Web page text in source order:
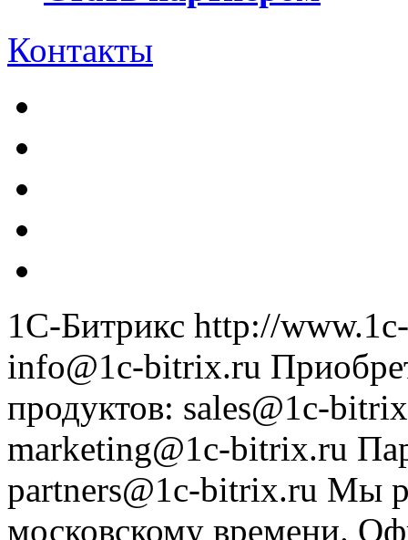
Контакты
1С-Битрикс http://
info@1c-bitrix.ru
продуктов: sales@1c-
marketing@1c-bitrix.ru
partners@1c-bitrix.ru Мы
московскому времени.